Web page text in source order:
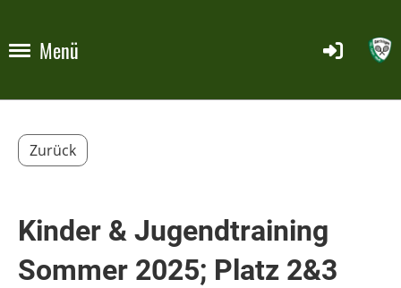
Menü
Zurück
Kinder & Jugendtraining
Sommer 2025; Platz 2&3